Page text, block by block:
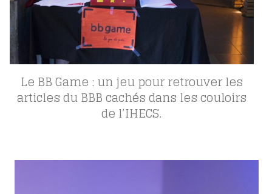
Le BB Game : un jeu pour retrouver les
articles du BBB cachés dans les couloirs
de l’IHECS.